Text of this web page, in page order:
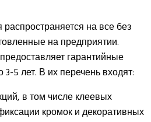
на все без
на предприятии.
гарантийные
5 лет. В их перечень входят:
в том числе клеевых
кромок и декоративных